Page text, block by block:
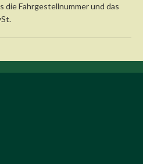
Fahrgestellnummer und das